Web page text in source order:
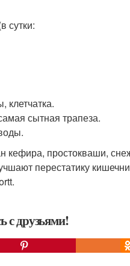
сутки:
клетчатка.
сытная трапеза.
кефира, простокваши,
перестатику
с друзьями!